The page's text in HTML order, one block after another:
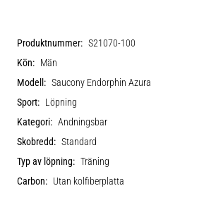
Produktnummer: S21070-100
Kön: Män
Modell: Saucony Endorphin Azura
Sport: Löpning
Kategori: Andningsbar
Skobredd: Standard
Typ av löpning: Träning
Carbon: Utan kolfiberplatta